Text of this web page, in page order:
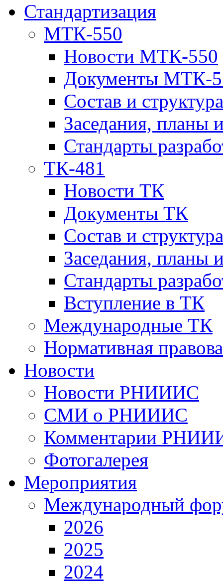
Стандартизация
МТК-550
Новости МТК-550
Документы МТК-
Состав и структура
Заседания, планы
Стандарты
ТК-481
Новости ТК
Документы ТК
Cостав и
Заседания, планы
Стандарты
Вступление в ТК
Международные ТК
Нормативная
Новости
Новости РНИИИС
СМИ о РНИИИС
Комментарии
Фотогалерея
Мероприятия
Международный
2026
2025
2024